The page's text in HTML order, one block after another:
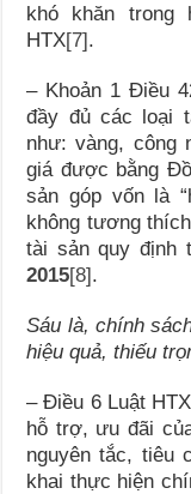
khó khăn
HTX[7].
– Khoản 1 Điều
đầy đủ các loại
như: vàng, công
giá được bằng
sản góp vốn là
không tương
tài sản quy định
2015[8].
Sáu là, chính
hiệu quả, thiếu
– Điều 6 Luật
hỗ trợ, ưu đãi
nguyên tắc, tiêu
khai thực hiện